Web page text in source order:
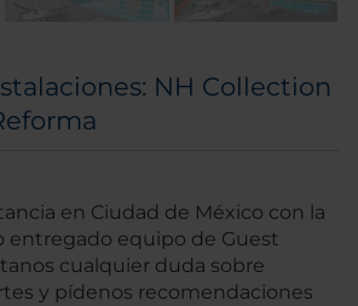
NH Collection
en Ciudad de México con la
entregado equipo de Guest
cualquier duda sobre
y pídenos recomendaciones